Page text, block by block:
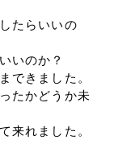
たらいいの
いのか？
できました。
たかどうか未
来れました。